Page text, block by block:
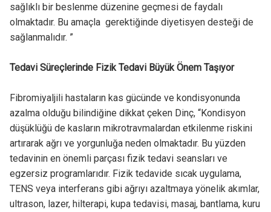
sağlıklı bir beslenme düzenine geçmesi de faydalı
olmaktadır. Bu amaçla gerektiğinde diyetisyen desteği de
sağlanmalıdır. ”
Tedavi Süreçlerinde Fizik Tedavi Büyük Önem Taşıyor
Fibromiyaljili hastaların kas gücünde ve kondisyonunda
azalma olduğu bilindiğine dikkat çeken Dinç, “Kondisyon
düşüklüğü de kasların mikrotravmalardan etkilenme riskini
artırarak ağrı ve yorgunluğa neden olmaktadır. Bu yüzden
tedavinin en önemli parçası fizik tedavi seansları ve
egzersiz programlarıdır. Fizik tedavide sıcak uygulama,
TENS veya interferans gibi ağrıyı azaltmaya yönelik akımlar,
ultrason, lazer, hilterapi, kupa tedavisi, masaj, bantlama, kuru